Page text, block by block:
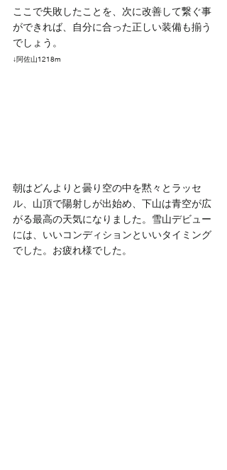
ここで失敗したことを、次に改善して繋ぐ事
ができれば、自分に合った正しい装備も揃う
でしょう。
↓阿佐山1218m
朝はどんよりと曇り空の中を黙々とラッセ
ル、山頂で陽射しが出始め、下山は青空が広
がる最高の天気になりました。雪山デビュー
には、いいコンディションといいタイミング
でした。お疲れ様でした。